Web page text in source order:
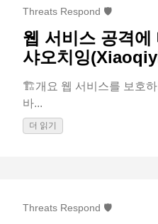
Threats Respond 🛡️
웹 서비스 공격
샤오치잉
🏗️개요 웹 서비스를 보호
바...
더 읽기
Threats Respond 🛡️